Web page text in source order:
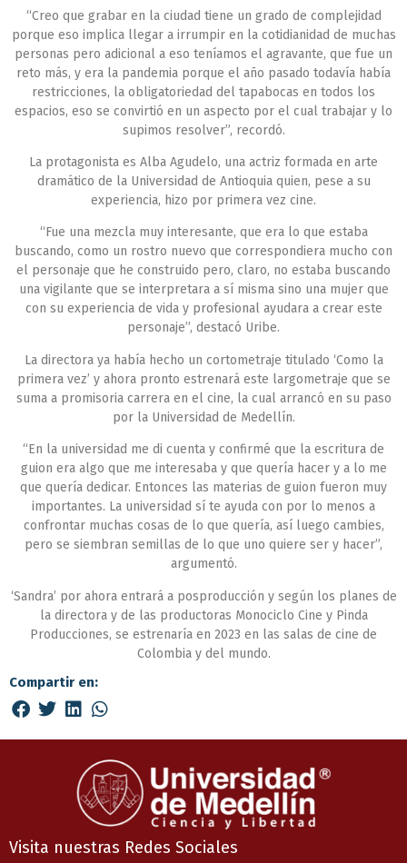
“Creo que grabar en la ciudad tiene un grado de complejidad
porque eso implica llegar a irrumpir en la cotidianidad de muchas
personas pero adicional a eso teníamos el agravante, que fue un
reto más, y era la pandemia porque el año pasado todavía había
restricciones, la obligatoriedad del tapabocas en todos los
espacios, eso se convirtió en un aspecto por el cual trabajar y lo
supimos resolver”, recordó.
La protagonista es Alba Agudelo, una actriz formada en arte
dramático de la Universidad de Antioquia quien, pese a su
experiencia, hizo por primera vez cine.
“Fue una mezcla muy interesante, que era lo que estaba
buscando, como un rostro nuevo que correspondiera mucho con
el personaje que he construido pero, claro, no estaba buscando
una vigilante que se interpretara a sí misma sino una mujer que
con su experiencia de vida y profesional ayudara a crear este
personaje”, destacó Uribe.
La directora ya había hecho un cortometraje titulado ‘Como la
primera vez’ y ahora pronto estrenará este largometraje que se
suma a promisoria carrera en el cine, la cual arrancó en su paso
por la Universidad de Medellín.
“En la universidad me di cuenta y confirmé que la escritura de
guion era algo que me interesaba y que quería hacer y a lo me
que quería dedicar. Entonces las materias de guion fueron muy
importantes. La universidad sí te ayuda con por lo menos a
confrontar muchas cosas de lo que quería, así luego cambies,
pero se siembran semillas de lo que uno quiere ser y hacer”,
argumentó.
‘Sandra’ por ahora entrará a posproducción y según los planes de
la directora y de las productoras Monociclo Cine y Pinda
Producciones, se estrenaría en 2023 en las salas de cine de
Colombia y del mundo.
Compartir en:
Visita nuestras Redes Sociales